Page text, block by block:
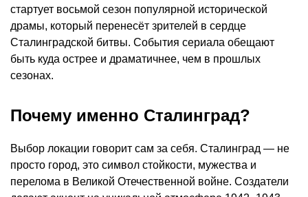
стартует восьмой сезон популярной исторической
драмы, который перенесёт зрителей в сердце
Сталинградской битвы. События сериала обещают
быть куда острее и драматичнее, чем в прошлых
сезонах.
Почему именно Сталинград?
Выбор локации говорит сам за себя. Сталинград — не
просто город, это символ стойкости, мужества и
перелома в Великой Отечественной войне. Создатели